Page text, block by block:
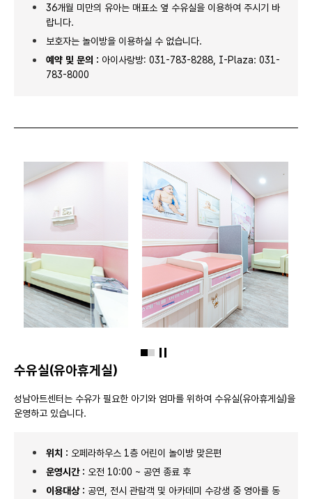
36개월 미만의 유아는 매표소 옆 수유실을 이용하여 주시기 바
랍니다.
보호자는 놀이방을 이용하실 수 없습니다.
예약 및 문의 : 아이사랑방: 031-783-8288, I-Plaza: 031-
783-8000
수유실(유아휴게실)
성남아트센터는 수유가 필요한 아기와 엄마를 위하여 수유실(유아휴게실)을
운영하고 있습니다.
위치 : 오페라하우스 1층 어린이 놀이방 맞은편
운영시간 : 오전 10:00 ~ 공연 종료 후
이용대상 : 공연, 전시 관람객 및 아카데미 수강생 중 영아를 동